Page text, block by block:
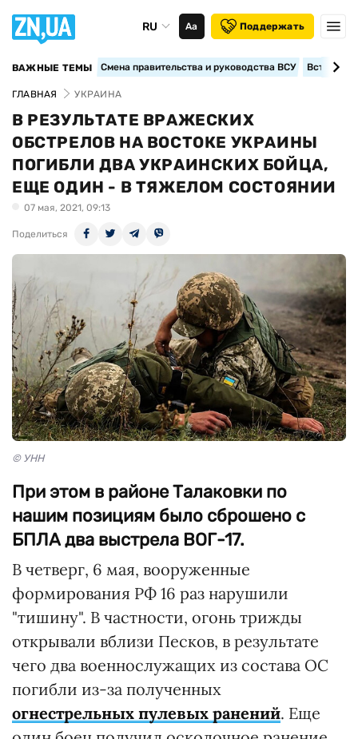
RU Аа Поддержать
ВАЖНЫЕ ТЕМЫ Смена правительства и руководства ВСУ
ГЛАВНАЯ УКРАИНА
В РЕЗУЛЬТАТЕ ВРАЖЕСКИХ
ОБСТРЕЛОВ НА ВОСТОКЕ УКРАИНЫ
ПОГИБЛИ ДВА УКРАИНСКИХ БОЙЦА,
ЕЩЕ ОДИН - В ТЯЖЕЛОМ СОСТОЯНИИ
07 мая, 2021, 09:13
Поделиться
© УНН
При этом в районе Талаковки по
нашим позициям было сброшено с
БПЛА два выстрела ВОГ-17.
В четверг, 6 мая, вооруженные
формирования РФ 16 раз нарушили
"тишину". В частности, огонь трижды
открывали вблизи Песков, в результате
чего два военнослужащих из состава ОС
погибли из-за полученных
огнестрельных пулевых ранений. Еще